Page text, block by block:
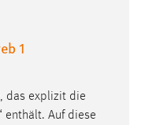
1
das explizit die
enthält. Auf diese